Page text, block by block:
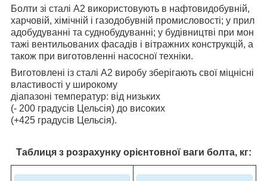
Болти зі сталі А2 використовують в нафтовидобувній,
харчовій, хімічній і газодобувній промисловості; у прил
адобудуванні та суднобудуванні; у будівництві при мон
тажі вентильованих фасадів і вітражних конструкцій, а
також при виготовленні насосної техніки.
Виготовлені із сталі А2 виробу зберігають свої міцнісні
властивості у широкому
діапазоні температур: від низьких
(- 200 градусів Цельсія) до високих
(+425 градусів Цельсія).
Таблиця з розрахунку орієнтовної ваги болта, кг: